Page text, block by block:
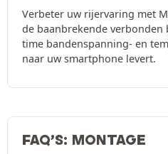
Verbeter uw rijervaring met
de baanbrekende
time bandenspanning- en
naar uw smartphone levert.
FAQ’S: MONTAGE